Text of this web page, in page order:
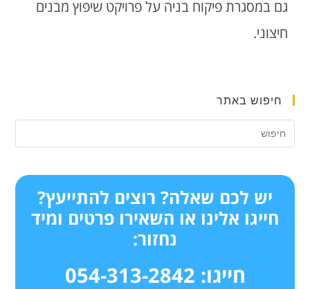
גם במסגרת פיקוח בניה על פרויקט שיפוץ מבנים
חיצוני.
חיפוש באתר
יש לכם שאלה? רוצים להתייעץ?
חייגו אלינו או השאירו פרטים ומיד
נחזור:
חייגו: 054-313-2842